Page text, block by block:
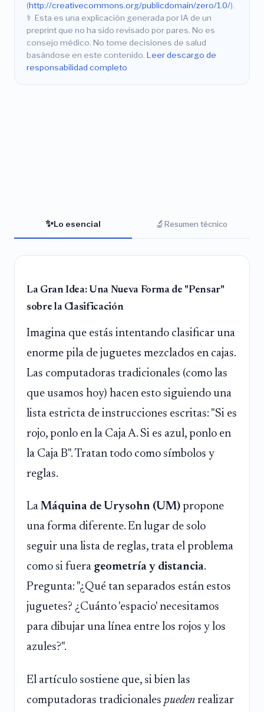
(http://creativecommons.org/publicdomain/zero/1.0/).
⚕️ Esta es una explicación generada por IA de un
preprint que no ha sido revisado por pares. No es
consejo médico. No tome decisiones de salud
basándose en este contenido. Leer descargo de
responsabilidad completo
✨Lo esencial 🔬Resumen técnico
La Gran Idea: Una Nueva Forma de "Pensar"
sobre la Clasificación
Imagina que estás intentando clasificar una
enorme pila de juguetes mezclados en cajas.
Las computadoras tradicionales (como las
que usamos hoy) hacen esto siguiendo una
lista estricta de instrucciones escritas: "Si es
rojo, ponlo en la Caja A. Si es azul, ponlo en
la Caja B". Tratan todo como símbolos y
reglas.
La Máquina de Urysohn (UM) propone
una forma diferente. En lugar de solo
seguir una lista de reglas, trata el problema
como si fuera geometría y distancia.
Pregunta: "¿Qué tan separados están estos
juguetes? ¿Cuánto 'espacio' necesitamos
para dibujar una línea entre los rojos y los
azules?".
El artículo sostiene que, si bien las
computadoras tradicionales pueden realizar